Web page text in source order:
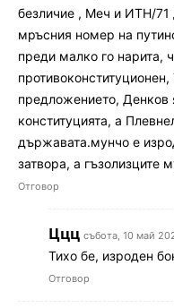
безличие , Меч и ИТН/71
мръсния номер на
преди малко го нарита,
предложението, Денков
конституцията, а
държавата.мунчо е
затвора, а гъзолизците
Отговор
Ццц събота, 10 май
Тихо бе, изроден
Отговор